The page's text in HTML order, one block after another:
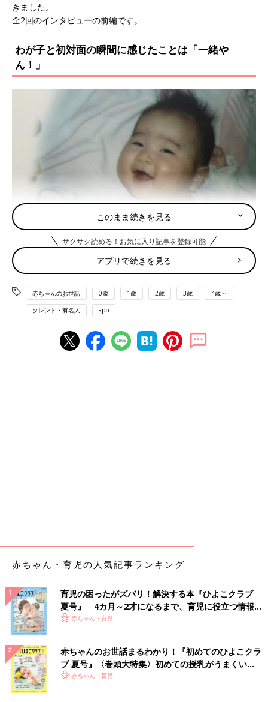
きました。
全2回のインタビューの前編です。
わが子と初対面の瞬間に感じたことは「一緒や
ん！」
こっちのけんとさん、赤ちゃんのころの様子。ニコニコよく笑う赤ちゃんだったそ
う。
――2026年3月18日に、Instagram
で父親になったことを発表し
ました。お子さんが誕生した日の率直な気持ちを教えてくださ
こっちのけんと 妻が妊娠したかもしれないということで、初期
トイレから出てきて、リビングで待つ僕の顔を見て「ニヤリ」と
した瞬間が忘れられません。めちゃくちゃうれしかったです。
受験に合格したことがわかったときの感情に似ていたかもしれま
せん。そこから自分が親になるということをじわじわ自覚してい
きました。
――赤ちゃんを迎える準備も奥さまと一緒にしましたか？
このまま続きを見る
サクサク読める！お気に入り記事を登録可能
アプリで続きを見る
赤ちゃんのお世話 0歳 1歳 2歳 3歳 4歳～
タレント・有名人 app
赤ちゃん・育児の人気記事ランキング
育児の困ったがズバリ！解決する本『ひよこクラブ
夏号』 4カ月～2才になるまで、育児に役立つ情報が
いっぱい！
赤ちゃん・育児
赤ちゃんのお世話まるわかり！『初めてのひよこクラ
ブ 夏号』〈巻頭大特集〉初めての授乳がうまくい
く！ おっぱい・ミルクの基本と夏のトラブル 解決テ
赤ちゃん・育児